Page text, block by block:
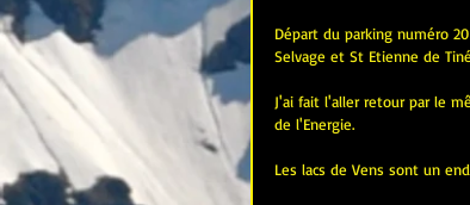
Départ du parking numéro
Selvage et St Etienne de
J'ai fait l'aller retour par le
de l'Energie.
Les lacs de Vens sont un